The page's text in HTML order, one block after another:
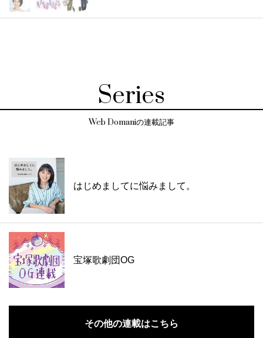
Series
Web Domaniの連載記事
はじめましてに悩みまして。
宝塚歌劇団OG
その他の連載はこちら